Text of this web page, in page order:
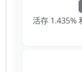
活存 1.435%